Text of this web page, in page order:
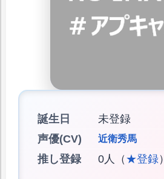
誕生日
未登録
声優(CV)
近衛秀馬
推し登録 0人（ ★登録）